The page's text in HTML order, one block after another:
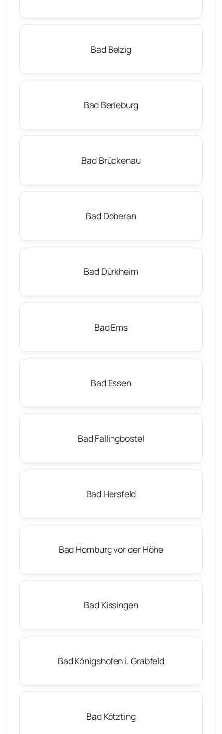
Bad Belzig
Bad Berleburg
Bad Brückenau
Bad Doberan
Bad Dürkheim
Bad Ems
Bad Essen
Bad Fallingbostel
Bad Hersfeld
Bad Homburg vor der Höhe
Bad Kissingen
Bad Königshofen i. Grabfeld
Bad Kötzting